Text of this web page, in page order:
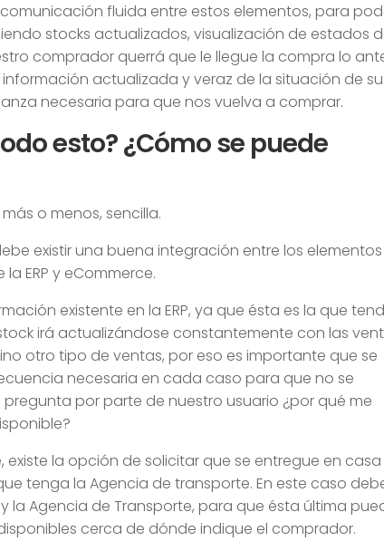
fluida entre estos elementos, para
stocks actualizados, visualización de estados
comprador querrá que le llegue la compra lo
actualizada y veraz de la situación de su
necesaria para que nos vuelva a comprar.
esto? ¿Cómo se puede
o menos, sencilla.
existir una buena integración entre los elementos
ERP y eCommerce.
existente en la ERP, ya que ésta es la que
irá actualizándose constantemente con las
otro tipo de ventas, por eso es importante que se
necesaria en cada caso para que no se
por parte de nuestro usuario ¿por qué me
la opción de solicitar que se entregue en
tenga la Agencia de transporte. En este caso
la Agencia de Transporte, para que ésta última
cerca de dónde indique el comprador.